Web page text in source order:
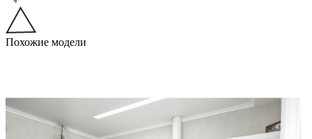
Похожие модели